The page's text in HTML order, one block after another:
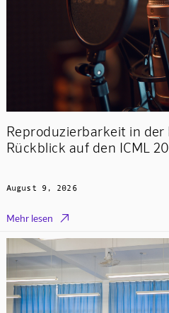
Reproduzierbarkeit in der
Rückblick auf den ICML
August 9, 2026
Mehr lesen 